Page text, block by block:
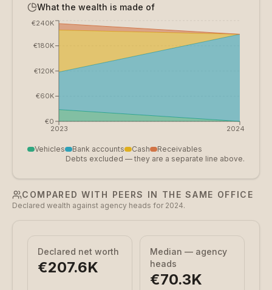
What the wealth is made of
2023 2024
€0
€60K
€120K
€180K
€240K
Vehicles Bank accounts Cash
Receivables
Debts excluded — they are a separate line above.
COMPARED WITH PEERS IN THE SAME OFFICE
Declared wealth against agency heads for 2024.
Declared net worth
€207.6K
Median — agency
heads
€70.3K